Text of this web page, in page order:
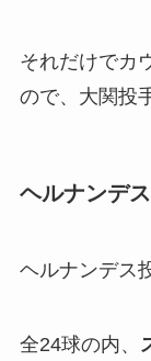
それだけでカ
ので、大関投
ヘルナンデス
ヘルナンデス
全24球の内、